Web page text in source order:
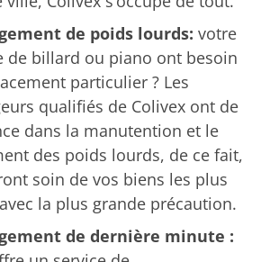
de poids lourds: votre
de billard ou piano ont besoin
particulier ? Les
qualifiés de Colivex ont de
dans la manutention et le
des poids lourds, de ce fait,
soin de vos biens les plus
la plus grande précaution.
de dernière minute :